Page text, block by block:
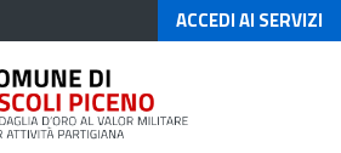
ACCEDI AI SERVIZI